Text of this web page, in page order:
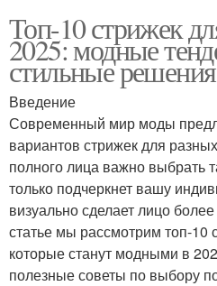
Топ-10 стрижек
2025: модные
стильные решения
Введение
Современный мир моды
вариантов стрижек для
полного лица важно выбрать
только подчеркнет вашу
визуально сделает лицо
статье мы рассмотрим топ-10
которые станут модными в
полезные советы по выбору